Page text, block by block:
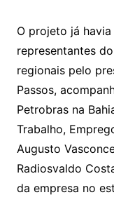
O projeto já
representantes
regionais pelo
Passos,
Petrobras na
Trabalho,
Augusto
Radiosvaldo
da empresa no